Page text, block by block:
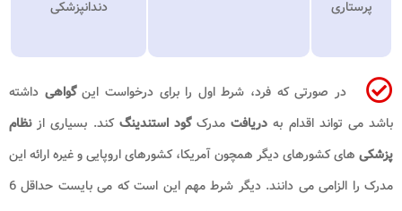
پرستاری
دندانپزشکی
در صورتی که فرد، شرط اول را برای درخواست اینگواهی داشته
باشد می تواند اقدام به دریافت مدرکگود استندینگ کند. بسیاری ازنظام
پزشکی های کشورهای دیگر همچون آمریکا، کشورهای اروپایی و غیره ارائه این
مدرک را الزامی می دانند. دیگر شرط مهم این است که می بایست حداقل 6